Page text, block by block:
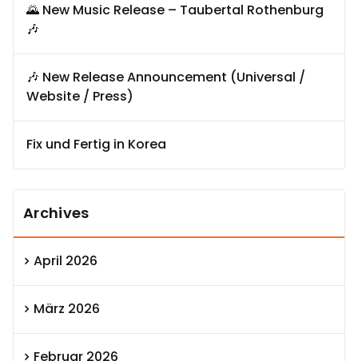
🌄 New Music Release – Taubertal Rothenburg
🎶
🎶 New Release Announcement (Universal /
Website / Press)
Fix und Fertig in Korea
Archives
April 2026
März 2026
Februar 2026